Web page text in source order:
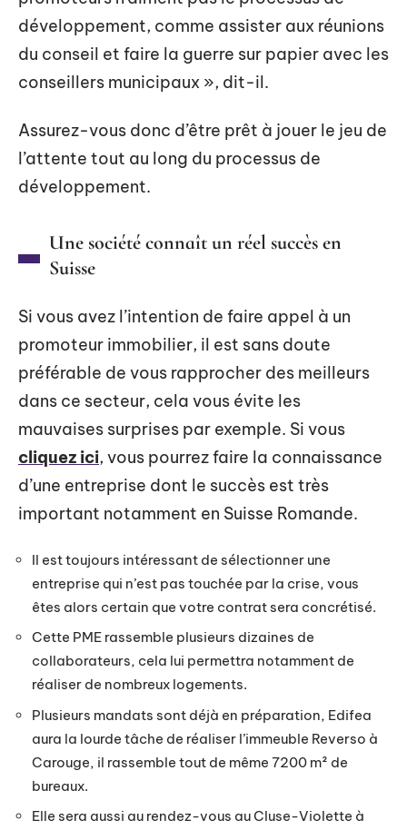
développement, comme assister aux réunions
du conseil et faire la guerre sur papier avec les
conseillers municipaux », dit-il.
Assurez-vous donc d’être prêt à jouer le jeu de
l’attente tout au long du processus de
développement.
Une société connaît un réel succès en
Suisse
Si vous avez l’intention de faire appel à un
promoteur immobilier, il est sans doute
préférable de vous rapprocher des meilleurs
dans ce secteur, cela vous évite les
mauvaises surprises par exemple. Si vous
cliquez ici, vous pourrez faire la connaissance
d’une entreprise dont le succès est très
important notamment en Suisse Romande.
Il est toujours intéressant de sélectionner une
entreprise qui n’est pas touchée par la crise, vous
êtes alors certain que votre contrat sera concrétisé.
Cette PME rassemble plusieurs dizaines de
collaborateurs, cela lui permettra notamment de
réaliser de nombreux logements.
Plusieurs mandats sont déjà en préparation, Edifea
aura la lourde tâche de réaliser l’immeuble Reverso à
Carouge, il rassemble tout de même 7200 m² de
bureaux.
Elle sera aussi au rendez-vous au Cluse-Violette à